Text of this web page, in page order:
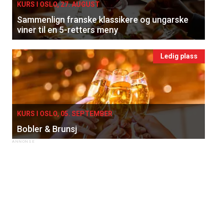
KURS I OSLO, 27. AUGUST
Sammenlign franske klassikere og ungarske
viner til en 5-retters meny
Ledig plass
KURS I OSLO, 05. SEPTEMBER
Bobler & Brunsj